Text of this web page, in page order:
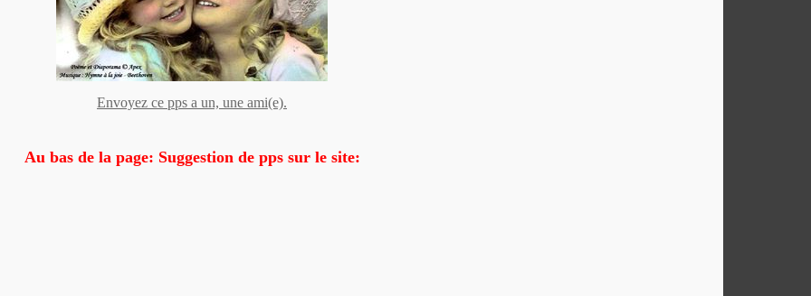
Envoyez ce pps a un, une ami(e).
Au bas de la page: Suggestion de pps sur le site: